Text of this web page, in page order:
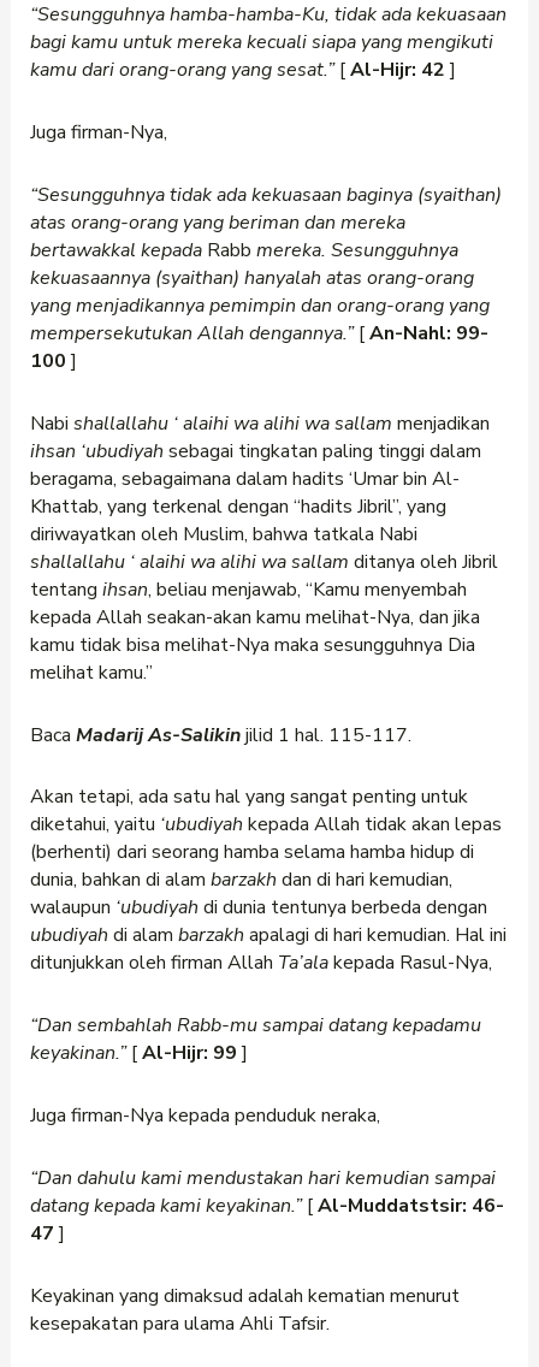
“Sesungguhnya hamba-hamba-Ku, tidak ada kekuasaan
bagi kamu untuk mereka kecuali siapa yang mengikuti
kamu dari orang-orang yang sesat.”[Al-Hijr: 42]
Juga firman-Nya,
“Sesungguhnya tidak ada kekuasaan baginya (syaithan)
atas orang-orang yang beriman dan mereka
bertawakkal kepada Rabb mereka. Sesungguhnya
kekuasaannya (syaithan) hanyalah atas orang-orang
yang menjadikannya pemimpin dan orang-orang yang
mempersekutukan Allah dengannya.”[An-Nahl: 99-
100]
Nabi shallallahu ‘alaihi wa alihi wa sallam menjadikan
ihsan ‘ubudiyah sebagai tingkatan paling tinggi dalam
beragama, sebagaimana dalam hadits ‘Umar bin Al-
Khattab, yang terkenal dengan “hadits Jibril”, yang
diriwayatkan oleh Muslim, bahwa tatkala Nabi
shallallahu ‘alaihi wa alihi wa sallam ditanya oleh Jibril
tentang ihsan, beliau menjawab, “Kamu menyembah
kepada Allah seakan-akan kamu melihat-Nya, dan jika
kamu tidak bisa melihat-Nya maka sesungguhnya Dia
melihat kamu.”
Baca Madarij As-Salikinjilid 1 hal. 115-117.
Akan tetapi, ada satu hal yang sangat penting untuk
diketahui, yaitu ‘ubudiyah kepada Allah tidak akan lepas
(berhenti) dari seorang hamba selama hamba hidup di
dunia, bahkan di alam barzakh dan di hari kemudian,
walaupun ‘ubudiyah di dunia tentunya berbeda dengan
ubudiyah di alam barzakh apalagi di hari kemudian. Hal ini
ditunjukkan oleh firman Allah Ta’alakepada Rasul-Nya,
“Dan sembahlah Rabb-mu sampai datang kepadamu
keyakinan.”[Al-Hijr: 99]
Juga firman-Nya kepada penduduk neraka,
“Dan dahulu kami mendustakan hari kemudian sampai
datang kepada kami keyakinan.”[Al-Muddatstsir: 46-
47]
Keyakinan yang dimaksud adalah kematian menurut
kesepakatan para ulama Ahli Tafsir.